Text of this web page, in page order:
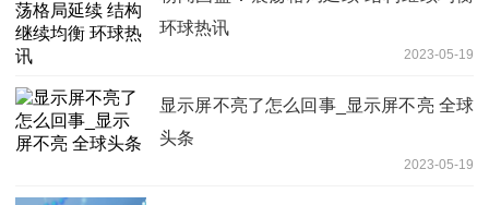
环球热讯
2023-05-19
显示屏不亮了怎么回事_显示屏不亮 全球
头条
2023-05-19